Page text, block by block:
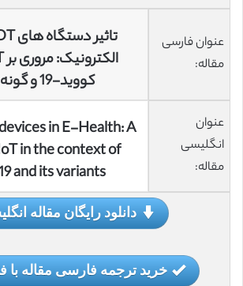
عنوان فارسی
مقاله:
کووید-19 و گونه های آن
عنوان
انگلیسی
مقاله:
in E-Health: A
in the context of
and its variants
دانلود رایگان مقاله
خرید ترجمه فارسی مقاله